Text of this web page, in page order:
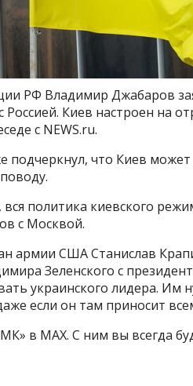
РФ Владимир Джабаров
Киев настроен на
с NEWS.ru.
подчеркнул, что Киев
политика киевского
с Москвой.
армии США Станислав
Зеленского с
украинского лидера. Им
если он там приносит
в MAX. С ним вы всегда